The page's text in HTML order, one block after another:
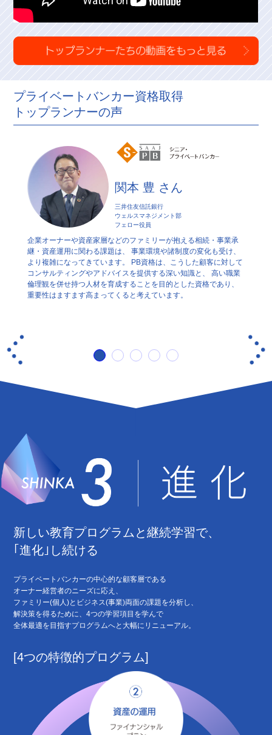
プライベートバンカー資格取得
トップランナーの声
関本 豊 さん
三井住友信託銀行
ウェルスマネジメント部
フェロー役員
企業オーナーや資産家層などのファミリーが抱える相続・事業承
継・資産運用に関わる課題は、 事業環境や諸制度の変化も受け、
より複雑になってきています。 PB資格は、こうした顧客に対して
コンサルティングやアドバイスを提供する深い知識と、 高い職業
倫理観を併せ持つ人材を育成することを目的とした資格であり、
重要性はますます高まってくると考えています。
新しい教育プログラムと継続学習で、
｢進化｣し続ける
プライベートバンカーの中心的な顧客層である
オーナー経営者のニーズに応え、
ファミリー(個人)とビジネス(事業)両面の課題を分析し、
解決策を得るために、4つの学習項目を学んで
全体最適を目指すプログラムへと大幅にリニューアル。
[4つの特徴的プログラム]